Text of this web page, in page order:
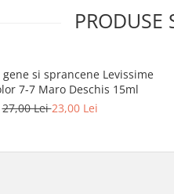
PRODUSE
gene si sprancene Levissime
7-7 Maro Deschis 15ml
27,00 Lei23,00 Lei